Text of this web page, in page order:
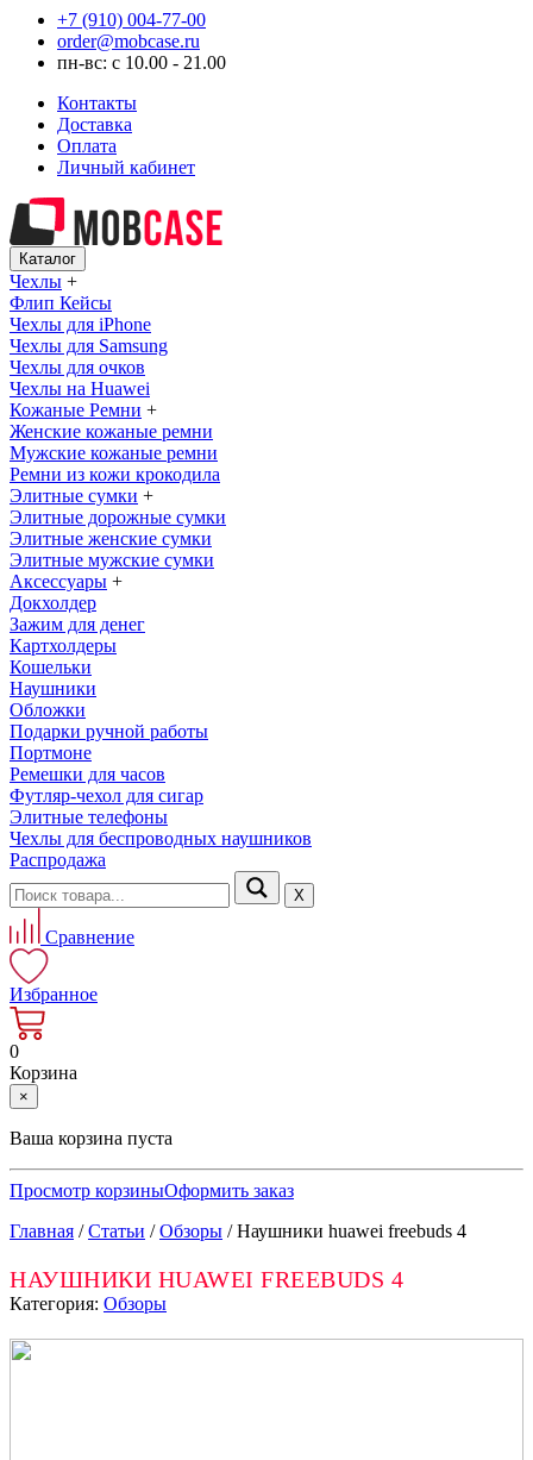
+7 (910) 004-77-00
order@mobcase.ru
пн-вс: с 10.00 - 21.00
Контакты
Доставка
Оплата
Личный кабинет
Каталог
Чехлы +
Флип Кейсы
Чехлы для iPhone
Чехлы для Samsung
Чехлы для очков
Чехлы на Huawei
Кожаные Ремни +
Женские кожаные ремни
Мужские кожаные ремни
Ремни из кожи крокодила
Элитные сумки +
Элитные дорожные сумки
Элитные женские сумки
Элитные мужские сумки
Аксессуары +
Докхолдер
Зажим для денег
Картхолдеры
Кошельки
Наушники
Обложки
Подарки ручной работы
Портмоне
Ремешки для часов
Футляр-чехол для сигар
Элитные телефоны
Чехлы для беспроводных наушников
Распродажа
Х
Сравнение
Избранное
0
Корзина
×
Ваша корзина пуста
Просмотр корзиныОформить заказ
Главная /Статьи /Обзоры /Наушники huawei freebuds 4
НАУШНИКИ HUAWEI FREEBUDS 4
Категория: Обзоры